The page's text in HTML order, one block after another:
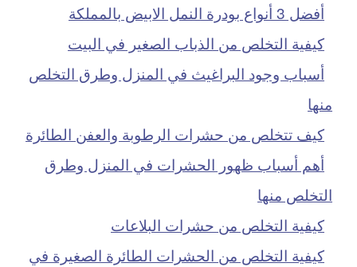
أفضل 3 أنواع بودرة النمل الابيض بالمملكة
كيفية التخلص من الذباب الصغير في البيت
أسباب وجود البراغيث في المنزل وطرق التخلص
منها
كيف تتخلص من حشرات الرطوبة والعفن الطائرة
أهم أسباب ظهور الحشرات في المنزل وطرق
التخلص منها
كيفية التخلص من حشرات البلاعات
كيفية التخلص من الحشرات الطائرة الصغيرة في